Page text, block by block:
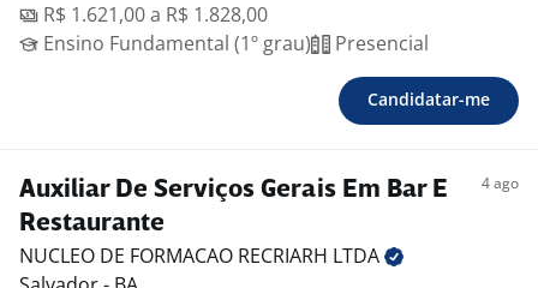
R$ 1.621,00 a R$ 1.828,00
Ensino Fundamental (1º grau)
Presencial
Candidatar-me
Auxiliar De Serviços Gerais Em Bar E
Restaurante
4 ago
NUCLEO DE FORMACAO RECRIARH LTDA